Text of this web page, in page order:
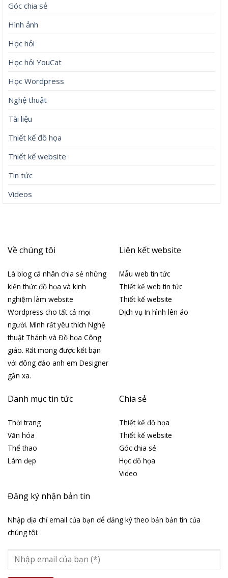
Góc chia sẻ
Hình ảnh
Học hỏi
Học hỏi YouCat
Học Wordpress
Nghệ thuật
Tài liệu
Thiết kế đồ họa
Thiết kế website
Tin tức
Videos
Về chúng tôi
Là blog cá nhân chia sẻ những
kiến thức đồ họa và kinh
nghiệm làm website
Wordpress cho tất cả mọi
người. Mình rất yêu thích Nghệ
thuật Thánh và Đồ họa Công
giáo. Rất mong được kết bạn
với đông đảo anh em Designer
gần xa.
Liên kết website
Mẫu web tin tức
Thiết kế web tin tức
Thiết kế website
Dịch vụ In hình lên áo
Danh mục tin tức
Thời trang
Văn hóa
Thể thao
Làm đẹp
Chia sẻ
Thiết kế đồ họa
Thiết kế website
Góc chia sẻ
Học đồ họa
Video
Đăng ký nhận bản tin
Nhập địa chỉ email của bạn để đăng ký theo bản bản tin của
chúng tôi: